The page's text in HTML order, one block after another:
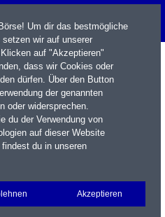
Portfolio Login
Um dir das bestmögliche
wir auf unserer
auf "Akzeptieren"
dass wir Cookies oder
dürfen. Über den Button
der genannten
oder widersprechen.
du der Verwendung von
auf dieser Website
du in unseren
Akzeptieren